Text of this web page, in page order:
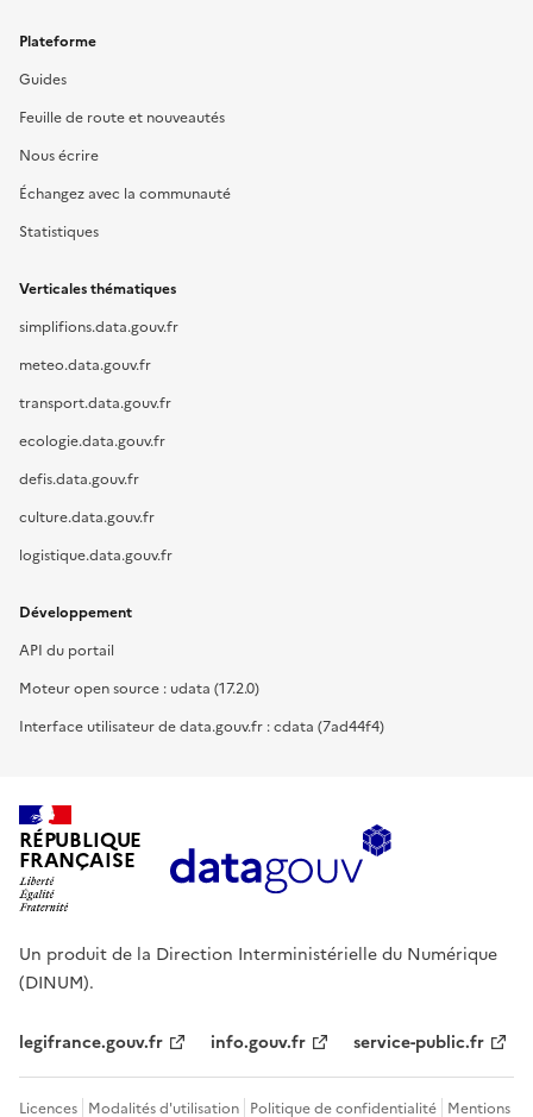
Plateforme
Guides
Feuille de route et nouveautés
Nous écrire
Échangez avec la communauté
Statistiques
Verticales thématiques
simplifions.data.gouv.fr
meteo.data.gouv.fr
transport.data.gouv.fr
ecologie.data.gouv.fr
defis.data.gouv.fr
culture.data.gouv.fr
logistique.data.gouv.fr
Développement
API du portail
Moteur open source : udata (17.2.0)
Interface utilisateur de data.gouv.fr : cdata (7ad44f4)
RÉPUBLIQUE
FRANÇAISE
Un produit de la Direction Interministérielle du Numérique
(DINUM).
legifrance.gouv.fr info.gouv.fr service-public.fr
Licences Modalités d'utilisation Politique de confidentialité Mentions